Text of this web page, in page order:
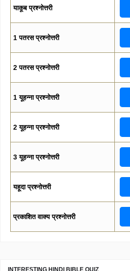
याकूब प्रश्नोत्तरी
1 पतरस प्रश्नोत्तरी
2 पतरस प्रश्नोत्तरी
1 यूहन्ना प्रश्नोत्तरी
2 यूहन्ना प्रश्नोत्तरी
3 यूहन्ना प्रश्नोत्तरी
यहूदा प्रश्नोत्तरी
प्रकाशित वाक्य प्रश्नोत्तरी
INTERESTING HINDI BIBLE QUIZ